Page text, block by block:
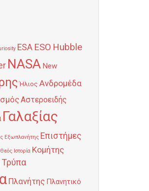
ESA ESO Hubble
NASA New
Ήλιος Ανδρομέδα
Αστεροειδής
Γαλαξίας
Εξωπλανήτης Επιστήμες
Θεός Ιστορία Κομήτης
Πλανήτης Πλανητικό